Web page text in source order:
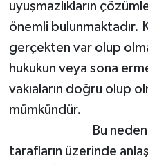
uyuşmazlıkların
önemli bulunmaktadır.
gerçekten var olup
hukukun veya sona
vakıaların doğru olup
Bu nedenle
tarafların üzerinde